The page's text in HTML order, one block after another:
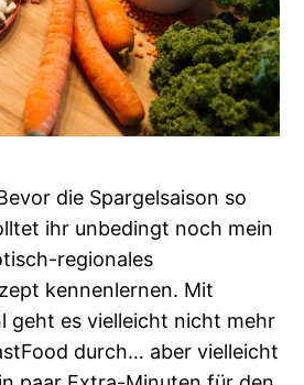
die Spargelsaison so
ihr unbedingt noch mein
regionales
kennenlernen. Mit
geht es vielleicht nicht mehr
durch… aber vielleicht